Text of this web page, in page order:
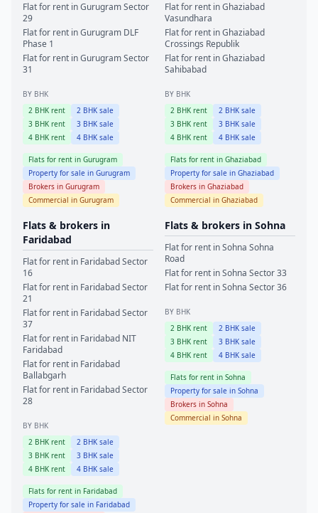
Flat for rent inGurugramSector
29
Flat for rent inGurugram DLF
Phase 1
Flat for rent inGurugramSector
31
BY BHK
2 BHK rent 2 BHK sale
3 BHK rent 3 BHK sale
4 BHK rent 4 BHK sale
Flats for rent in Gurugram
Property for sale in Gurugram
Brokers in Gurugram
Commercial in Gurugram
Flat for rent inGhaziabad
Vasundhara
Flat for rent inGhaziabad
Crossings Republik
Flat for rent inGhaziabad
Sahibabad
BY BHK
2 BHK rent 2 BHK sale
3 BHK rent 3 BHK sale
4 BHK rent 4 BHK sale
Flats for rent in Ghaziabad
Property for sale in Ghaziabad
Brokers in Ghaziabad
Commercial in Ghaziabad
Flats & brokers in
Faridabad
Flat for rent in FaridabadSector
16
Flat for rent in FaridabadSector
21
Flat for rent in FaridabadSector
37
Flat for rent in Faridabad NIT
Faridabad
Flat for rent in Faridabad
Ballabgarh
Flat for rent in FaridabadSector
28
BY BHK
2 BHK rent 2 BHK sale
3 BHK rent 3 BHK sale
4 BHK rent 4 BHK sale
Flats for rent in Faridabad
Property for sale in Faridabad
Flats & brokers in Sohna
Flat for rent inSohna Sohna
Road
Flat for rent inSohna Sector 33
Flat for rent inSohna Sector 36
BY BHK
2 BHK rent 2 BHK sale
3 BHK rent 3 BHK sale
4 BHK rent 4 BHK sale
Flats for rent in Sohna
Property for sale in Sohna
Brokers in Sohna
Commercial in Sohna